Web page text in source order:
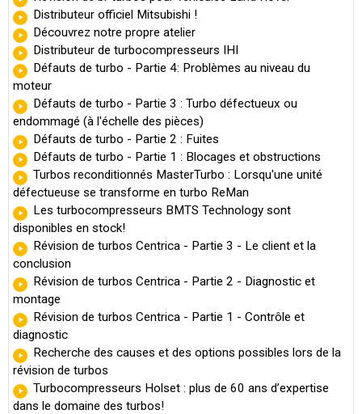
Distributeur officiel Mitsubishi !
Découvrez notre propre atelier
Distributeur de turbocompresseurs IHI
Défauts de turbo - Partie 4: Problèmes au niveau du
moteur
Défauts de turbo - Partie 3 : Turbo défectueux ou
endommagé (à l'échelle des pièces)
Défauts de turbo - Partie 2 : Fuites
Défauts de turbo - Partie 1 : Blocages et obstructions
Turbos reconditionnés MasterTurbo : Lorsqu'une unité
défectueuse se transforme en turbo ReMan
Les turbocompresseurs BMTS Technology sont
disponibles en stock!
Révision de turbos Centrica - Partie 3 - Le client et la
conclusion
Révision de turbos Centrica - Partie 2 - Diagnostic et
montage
Révision de turbos Centrica - Partie 1 - Contrôle et
diagnostic
Recherche des causes et des options possibles lors de la
révision de turbos
Turbocompresseurs Holset : plus de 60 ans d’expertise
dans le domaine des turbos!